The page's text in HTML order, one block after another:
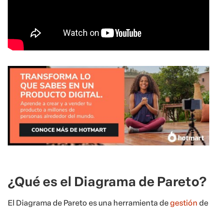
¿Qué es el Diagrama de Pareto?
El Diagrama de Pareto es una herramienta degestión de